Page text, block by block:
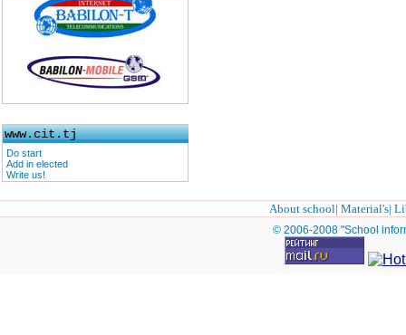
www.cit.tj
Do start
Add in elected
Write us!
About school| Material's|
© 2006-2008 "School